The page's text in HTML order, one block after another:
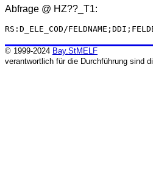
Abfrage @ HZ??_T1:
RS:D_ELE_COD/
© 1999-2024 Bay.StMELF
verantwortlich für die Durchführung sind